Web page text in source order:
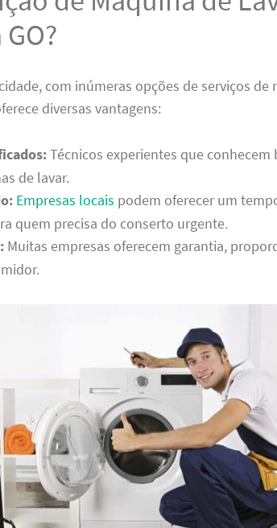
com inúmeras opções de serviços de
diversas vantagens:
Técnicos experientes que conhecem
de lavar.
Empresas locais podem oferecer um
quem precisa do conserto urgente.
Muitas empresas oferecem garantia,